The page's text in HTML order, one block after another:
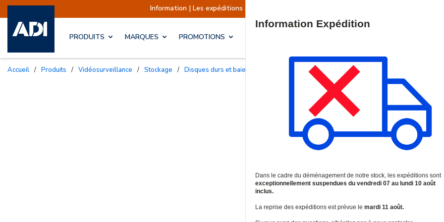
Information | Les expéditions sont actuellement suspendues Reprise
PRODUITS MARQUES PROMOTIONS
Accueil / Produits / Vidéosurveillance / Stockage / Disques durs et baies